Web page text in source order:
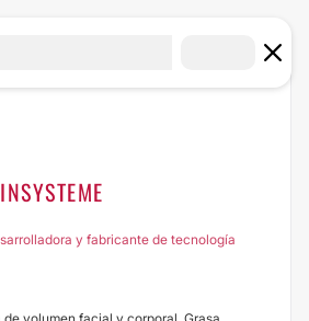
y fabricante de tecnología